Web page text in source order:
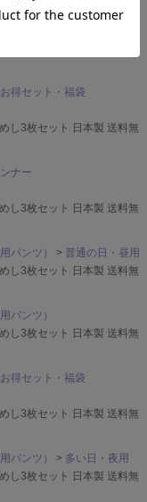
ナー
得セット・福袋
し3枚セット 日本製 送料無
ナー
し3枚セット 日本製 送料無
パンツ）
普通の日・昼用
し3枚セット 日本製 送料無
パンツ）
し3枚セット 日本製 送料無
得セット・福袋
し3枚セット 日本製 送料無
パンツ）
多い日・夜用
し3枚セット 日本製 送料無